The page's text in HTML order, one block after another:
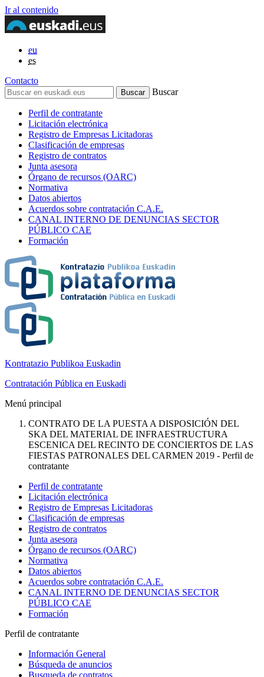
Ir al contenido
eu
es
Contacto
Buscar
Perfil de contratante
Licitación electrónica
Registro de Empresas Licitadoras
Clasificación de empresas
Registro de contratos
Junta asesora
Órgano de recursos (OARC)
Normativa
Datos abiertos
Acuerdos sobre contratación C.A.E.
CANAL INTERNO DE DENUNCIAS SECTOR
PÚBLICO CAE
Formación
Kontratazio Publikoa Euskadin
Contratación Pública en Euskadi
Menú principal
CONTRATO DE LA PUESTA A DISPOSICIÓN DEL
SKA DEL MATERIAL DE INFRAESTRUCTURA
ESCENICA DEL RECINTO DE CONCIERTOS DE LAS
FIESTAS PATRONALES DEL CARMEN 2019 - Perfil de
contratante
Perfil de contratante
Licitación electrónica
Registro de Empresas Licitadoras
Clasificación de empresas
Registro de contratos
Junta asesora
Órgano de recursos (OARC)
Normativa
Datos abiertos
Acuerdos sobre contratación C.A.E.
CANAL INTERNO DE DENUNCIAS SECTOR
PÚBLICO CAE
Formación
Perfil de contratante
Información General
Búsqueda de anuncios
Busqueda de contratos